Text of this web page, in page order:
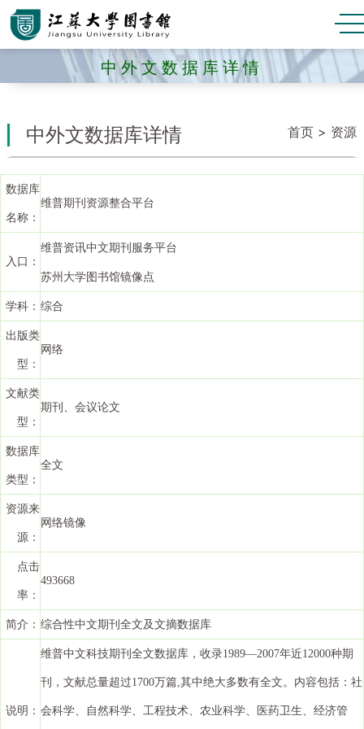
中外文数据库详情
中外文数据库详情 首页 > 资源
数据库
名称：
维普期刊资源整合平台
入口：
维普资讯中文期刊服务平台
苏州大学图书馆镜像点
学科： 综合
出版类
型：
网络
文献类
型：
期刊、会议论文
数据库
类型：
全文
资源来
源：
网络镜像
点击
率：
493668
简介： 综合性中文期刊全文及文摘数据库
说明：
维普中文科技期刊全文数据库，收录1989—2007年近12000种期
刊，文献总量超过1700万篇,其中绝大多数有全文。内容包括：社
会科学、自然科学、工程技术、农业科学、医药卫生、经济管